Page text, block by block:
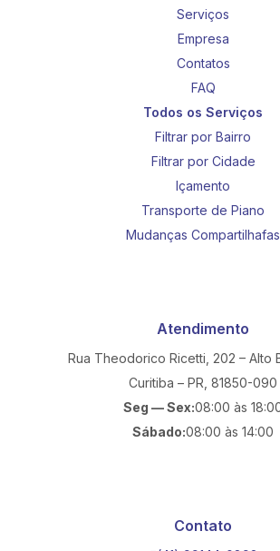
Serviços
Empresa
Contatos
FAQ
Todos os Serviços
Filtrar por Bairro
Filtrar por Cidade
Içamento
Transporte de Piano
Mudanças Compartilhafas
Atendimento
Rua Theodorico Ricetti, 202 – Alto
Curitiba – PR, 81850-090
Seg — Sex:08:00 às
Sábado:08:00 às 14:00
Contato